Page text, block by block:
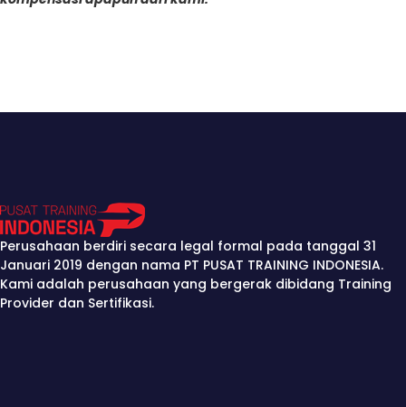
Perusahaan berdiri secara legal formal pada tanggal 31
Januari 2019 dengan nama PT PUSAT TRAINING INDONESIA.
Kami adalah perusahaan yang bergerak dibidang Training
Provider dan Sertifikasi.